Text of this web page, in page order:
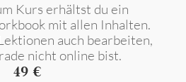
Kurs erhältst du ein
mit allen Inhalten.
auch bearbeiten,
nicht online bist.
49 €